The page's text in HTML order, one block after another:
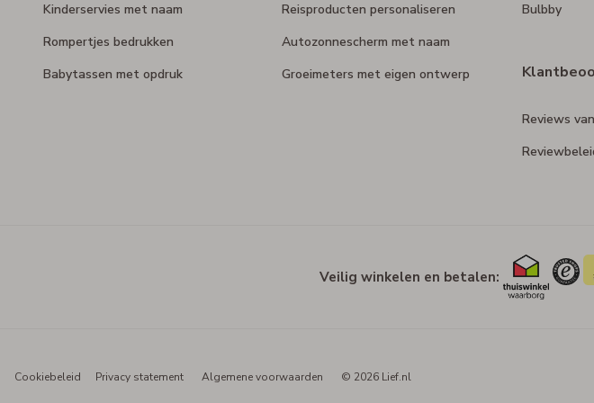
Kinderservies met naam
Rompertjes bedrukken
Babytassen met opdruk
Reisproducten personaliseren
Autozonnescherm met naam
Groeimeters met eigen ontwerp
Bulbby
Reviews
Veilig winkelen en betalen:
Cookiebeleid Privacy statement Algemene voorwaarden © 2026 Lief.nl